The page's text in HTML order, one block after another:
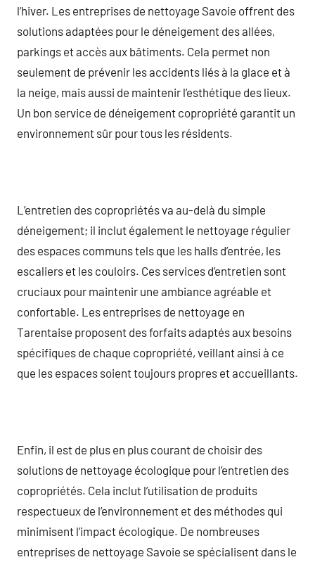
l’hiver. Les entreprises de nettoyage Savoie offrent des
solutions adaptées pour le déneigement des allées,
parkings et accès aux bâtiments. Cela permet non
seulement de prévenir les accidents liés à la glace et à
la neige, mais aussi de maintenir l’esthétique des lieux.
Un bon service de déneigement copropriété garantit un
environnement sûr pour tous les résidents.
L’entretien des copropriétés va au-delà du simple
déneigement; il inclut également le nettoyage régulier
des espaces communs tels que les halls d’entrée, les
escaliers et les couloirs. Ces services d’entretien sont
cruciaux pour maintenir une ambiance agréable et
confortable. Les entreprises de nettoyage en
Tarentaise proposent des forfaits adaptés aux besoins
spécifiques de chaque copropriété, veillant ainsi à ce
que les espaces soient toujours propres et accueillants.
Enfin, il est de plus en plus courant de choisir des
solutions de nettoyage écologique pour l’entretien des
copropriétés. Cela inclut l’utilisation de produits
respectueux de l’environnement et des méthodes qui
minimisent l’impact écologique. De nombreuses
entreprises de nettoyage Savoie se spécialisent dans le